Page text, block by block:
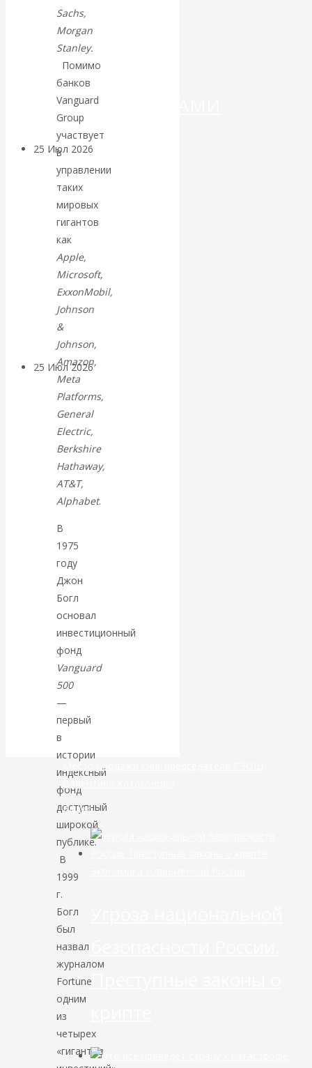
ДЕНЕГ»: КИТАЙ
ВЕДЁТ БОРЬБУ
КРИПТОВАЛЮТАМИ
25 Июл 2026
Валентин
КАтасонов.
Может ли
Америка
покинуть НАТО?
25 Июл 2026Комментарии,
интервью и беседы
«Об этом
молчат»:
экономист
Валентин
Катасонов
считает, что
кризис в
банковской
сфере России
уже начался
Sachs,
Morgan
Stanley.
Помимо
банков
Vanguard
Group
участвует
в
управлении
таких
мировых
гигантов
как
Apple,
Microsoft,
ExxonMobil,
Johnson
&
Johnson,
Amazon,
Meta
Platforms,
General
Electric,
Berkshire
Hathaway,
AT&T,
Alphabet.
В
1975
году
Джон
Богл
основал
инвестиционный
фонд
Vanguard
500
—
первый
в
истории
индексный
фонд
доступный
широкой
публике.
В
1999
г.
Богл
был
назвал
журналом
Fortune
одним
из
четырех
«гигантов
Место продажи книг председателя РЭОШ
Видео
Преступные законы о